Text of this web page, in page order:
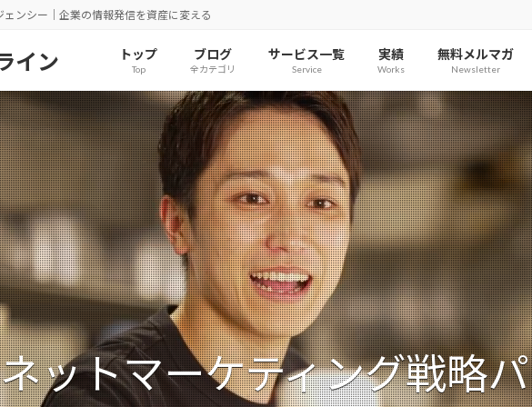
ンシー｜企業の情報発信を資産に変える
イン トップ
Top
ブログ
全カテゴリ
サービス一覧
Service
実績
Works
無料メルマガ
Newsletter
ネットマーケティング戦略